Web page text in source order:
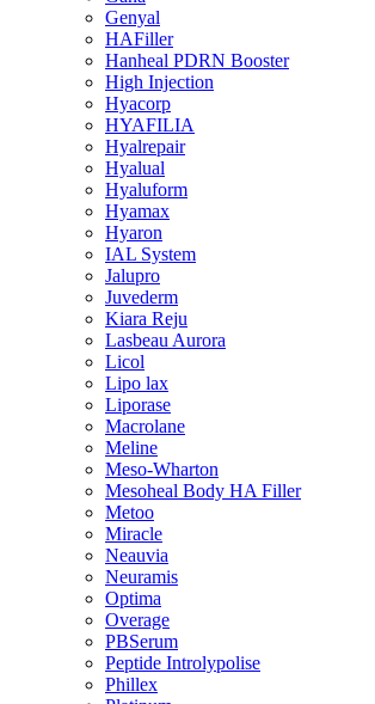
Genyal
HAFiller
Hanheal PDRN Booster
High Injection
Hyacorp
HYAFILIA
Hyalrepair
Hyalual
Hyaluform
Hyamax
Hyaron
IAL System
Jalupro
Juvederm
Kiara Reju
Lasbeau Aurora
Licol
Lipo lax
Liporase
Macrolane
Meline
Meso-Wharton
Mesoheal Body HA Filler
Metoo
Miracle
Neauvia
Neuramis
Optima
Overage
PBSerum
Peptide Introlypolise
Phillex